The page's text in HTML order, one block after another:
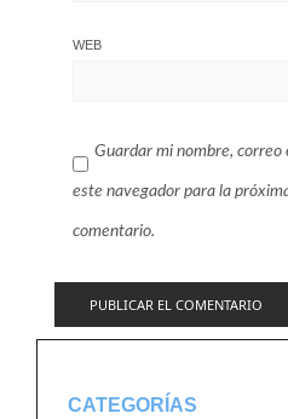
WEB
Guardar mi nombre,
este navegador para la
comentario.
CATEGORÍAS